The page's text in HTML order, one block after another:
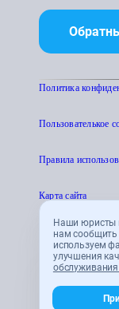
Наши юристы
нам
используем
улучшения
Политика
Пользователькое
Правила
Карта сайта
© 1995 - 2026
CENTRATTEK.RU